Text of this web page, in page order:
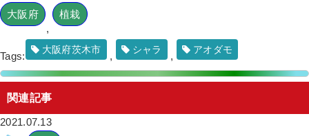
大阪府
,
植栽
Tags:
大阪府茨木市
,
シャラ
,
アオダモ
関連記事
2021.07.13